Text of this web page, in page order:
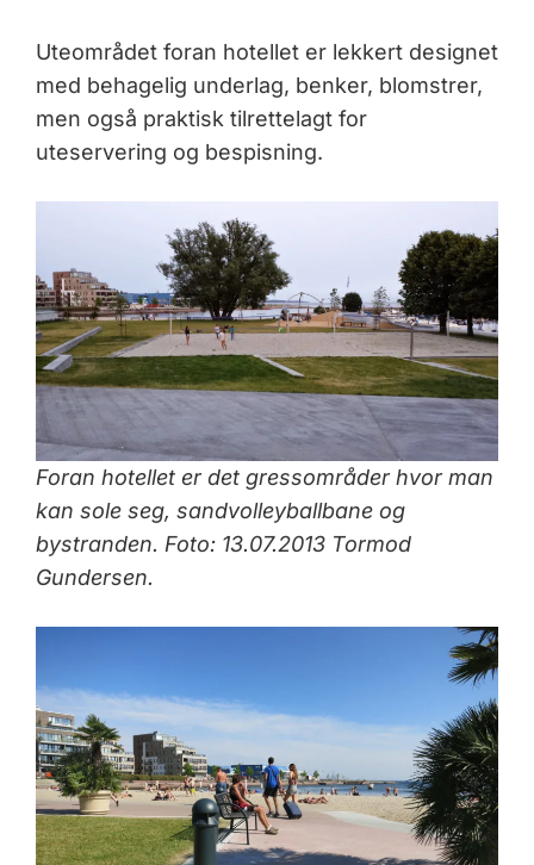
Uteområdet foran hotellet er lekkert designet
med behagelig underlag, benker, blomstrer,
men også praktisk tilrettelagt for
uteservering og bespisning.
Foran hotellet er det gressområder hvor man
kan sole seg, sandvolleyballbane og
bystranden. Foto: 13.07.2013 Tormod
Gundersen.